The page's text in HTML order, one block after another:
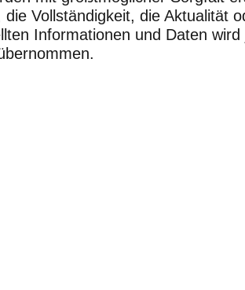
Vollständigkeit, die Aktualität
Informationen und Daten wird